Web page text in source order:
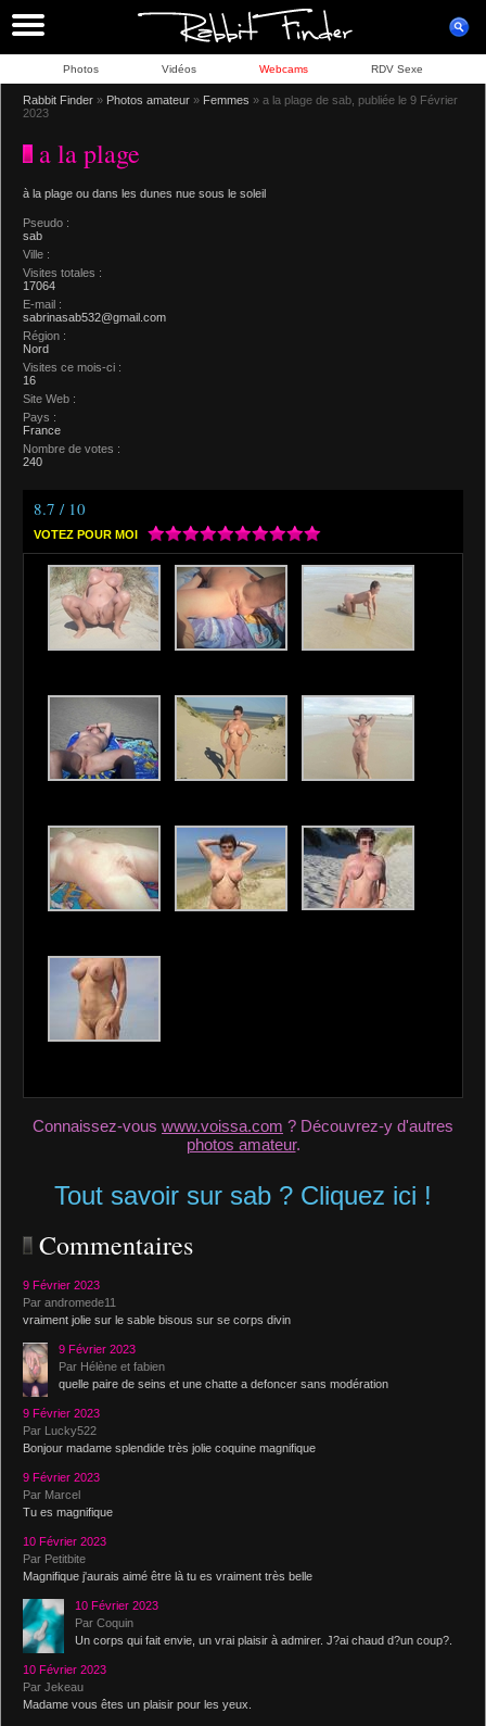
Photos Vidéos Webcams RDV Sexe
Rabbit Finder » Photos amateur » Femmes » a la plage de sab, publiée le 9 Février
2023
a la plage
à la plage ou dans les dunes nue sous le soleil
Pseudo :
sab
Ville :
Visites totales :
17064
E-mail :
sabrinasab532@gmail.com
Région :
Nord
Visites ce mois-ci :
16
Site Web :
Pays :
France
Nombre de votes :
240
8.7 / 10
VOTEZ POUR MOI
Connaissez-vous www.voissa.com ? Découvrez-y d'autres
photos amateur.
Tout savoir sur sab ? Cliquez ici !
Commentaires
9 Février 2023
Par andromede11
vraiment jolie sur le sable bisous sur se corps divin
9 Février 2023
Par Hélène et fabien
quelle paire de seins et une chatte a defoncer sans modération
9 Février 2023
Par Lucky522
Bonjour madame splendide très jolie coquine magnifique
9 Février 2023
Par Marcel
Tu es magnifique
10 Février 2023
Par Petitbite
Magnifique j'aurais aimé être là tu es vraiment très belle
10 Février 2023
Par Coquin
Un corps qui fait envie, un vrai plaisir à admirer. J?ai chaud d?un coup?.
10 Février 2023
Par Jekeau
Madame vous êtes un plaisir pour les yeux.